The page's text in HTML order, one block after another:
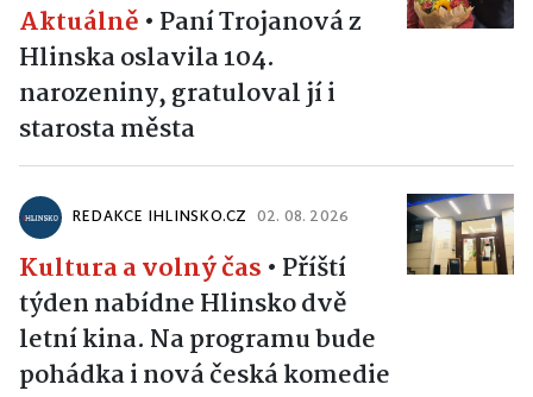
Aktuálně • Paní Trojanová z
Hlinska oslavila 104.
narozeniny, gratuloval jí i
starosta města
REDAKCE IHLINSKO.CZ 02. 08. 2026
Kultura a volný čas • Příští
týden nabídne Hlinsko dvě
letní kina. Na programu bude
pohádka i nová česká komedie